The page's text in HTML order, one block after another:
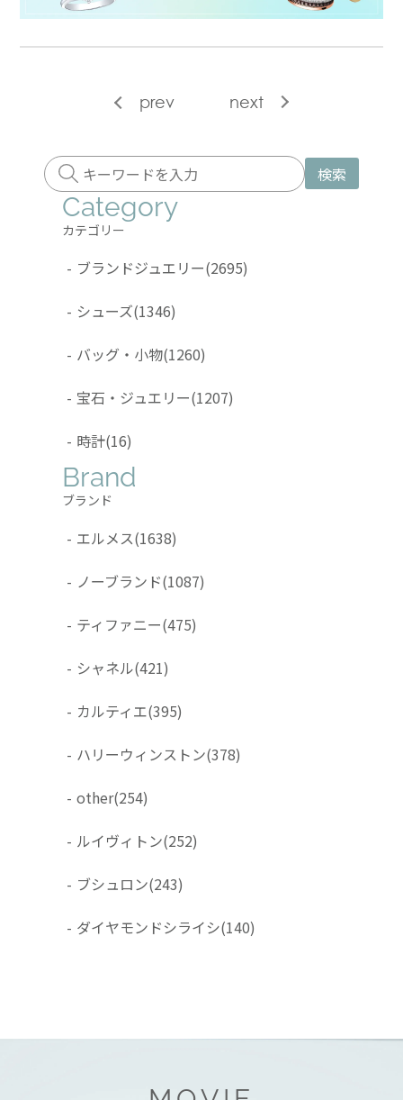
prev next
検索
Category
カテゴリー
- ブランドジュエリー(2695)
- シューズ(1346)
- バッグ・小物(1260)
- 宝石・ジュエリー(1207)
- 時計(16)
Brand
ブランド
- エルメス(1638)
- ノーブランド(1087)
- ティファニー(475)
- シャネル(421)
- カルティエ(395)
- ハリーウィンストン(378)
- other(254)
- ルイヴィトン(252)
- ブシュロン(243)
- ダイヤモンドシライシ(140)